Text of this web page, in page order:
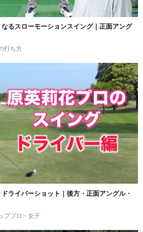
るスローモーションスイング｜正面アング
打ち方
ライバーショット｜後方・正面アングル・
ププロ・女子